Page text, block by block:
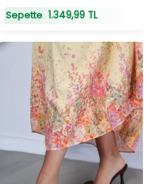
Sepette 1.349,99 TL